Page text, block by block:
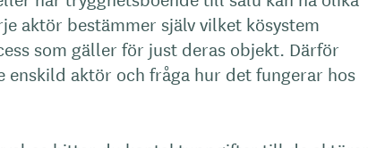
aktör bestämmer själv vilket kösystem
som gäller för just deras objekt. Därför
enskild aktör och fråga hur det fungerar hos